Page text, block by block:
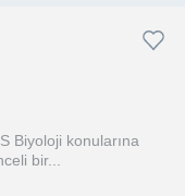
Biyoloji konularına
bir...